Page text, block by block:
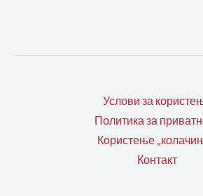
Услови за
Политика за
Користење
Контакт